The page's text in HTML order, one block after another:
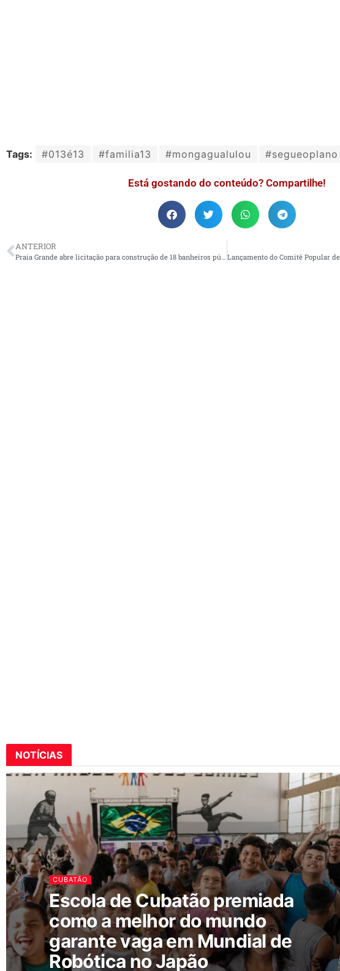
Tags: #013é13 #familia13 #mongagualulou #segueoplano
Está gostando do conteúdo? Compartilhe!
ANTERIOR
Praia Grande abre licitação para construção de 18 banheiros públicos na orla
NOTÍCIAS
CUBATÃO
Escola de Cubatão premiada
como a melhor do mundo
garante vaga em Mundial de
Robótica no Japão